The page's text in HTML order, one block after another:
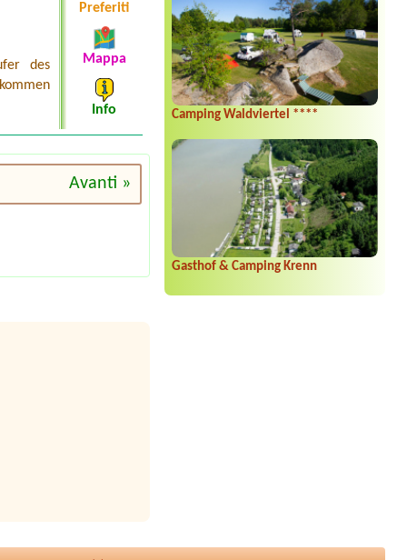
Camping Waldviertel ****
Gasthof & Camping Krenn
des
Preferiti
Mappa
Info
Avanti »